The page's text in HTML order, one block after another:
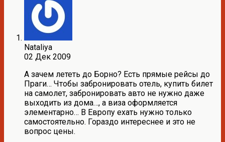
Nataliya
02 Дек 2009
А зачем лететь до Борно? Есть прямые рейсы до
Праги… Чтобы забронировать отель, купить билет
на самолет, забронировать авто не нужно даже
выходить из дома…, а виза оформляется
элементарно… В Европу ехать нужно только
самостоятельно. Гораздо интереснее и это не
вопрос цены.